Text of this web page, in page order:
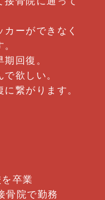
ーができなく
回復。
欲しい。
繋がります。
卒業
骨院で勤務